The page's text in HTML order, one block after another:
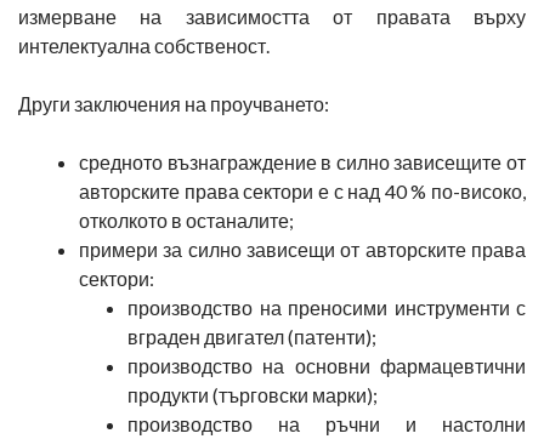
измерване на зависимостта от правата върху
интелектуална собственост.
Други заключения на проучването:
средното възнаграждение в силно зависещите от
авторските права сектори е с над 40 % по-високо,
отколкото в останалите;
примери за силно зависещи от авторските права
сектори:
производство на преносими инструменти с
вграден двигател (патенти);
производство на основни фармацевтични
продукти (търговски марки);
производство на ръчни и настолни